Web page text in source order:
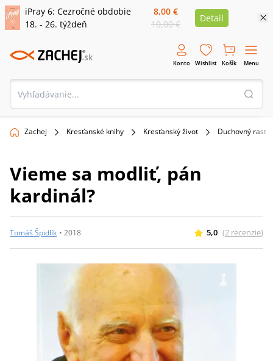
iPray 6: Cezročné obdobie
18. - 26. týždeň
8,00 €
10,00 €
Detail
Konto Wishlist Košík Menu
Zachej Kresťanské knihy Kresťanský život Duchovný rast
Vieme sa modliť, pán
kardinál?
Tomáš Špidlík • 2018 5,0 (2 recenzie)